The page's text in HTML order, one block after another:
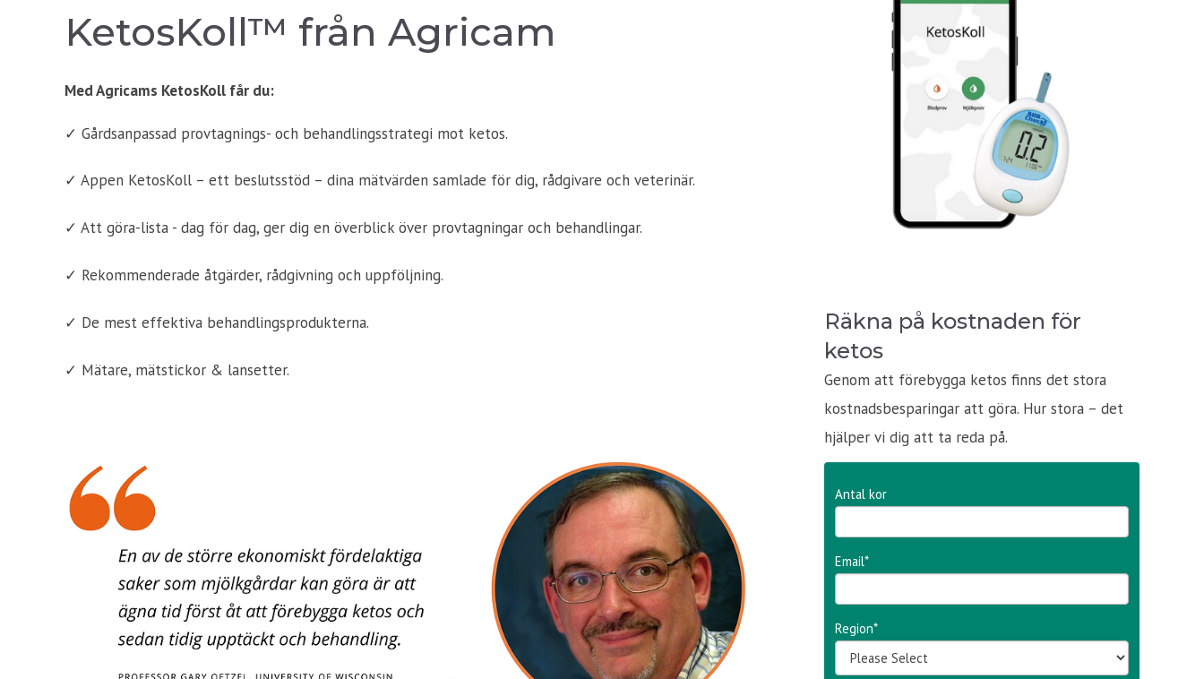
KetosKoll™ från Agricam
Med Agricams KetosKoll får du:
✓ Gårdsanpassad provtagnings- och behandlingsstrategi mot ketos.
✓ Appen KetosKoll – ett beslutsstöd – dina mätvärden samlade för dig, rådgivare och veterinär.
✓ Att göra-lista - dag för dag, ger dig en överblick över provtagningar och behandlingar.
✓ Rekommenderade åtgärder, rådgivning och uppföljning.
✓ De mest effektiva behandlingsprodukterna.
✓ Mätare, mätstickor & lansetter.
Räkna på kostnaden för
ketos
Genom att förebygga ketos finns det stora
kostnadsbesparingar att göra. Hur stora – det
hjälper vi dig att ta reda på.
Antal kor
Email*
Region*